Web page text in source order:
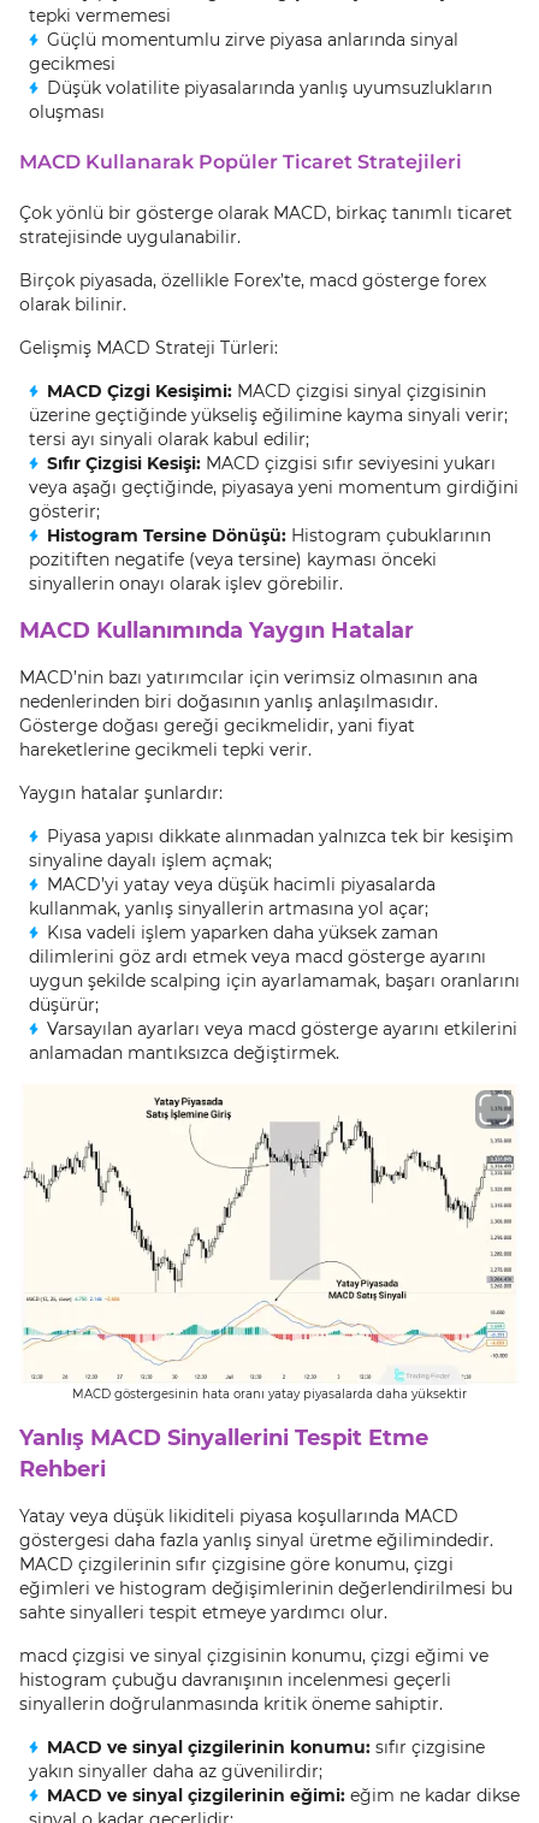
tepki vermemesi
Güçlü momentumlu zirve piyasa anlarında sinyal
gecikmesi
Düşük volatilite piyasalarında yanlış uyumsuzlukların
oluşması
MACD Kullanarak Popüler Ticaret Stratejileri
Çok yönlü bir gösterge olarak MACD, birkaç tanımlı ticaret
stratejisinde uygulanabilir.
Birçok piyasada, özellikle Forex’te, macd gösterge forex
olarak bilinir.
Gelişmiş MACD Strateji Türleri:
MACD Çizgi Kesişimi: MACD çizgisi sinyal çizgisinin
üzerine geçtiğinde yükseliş eğilimine kayma sinyali verir;
tersi ayı sinyali olarak kabul edilir;
Sıfır Çizgisi Kesişi: MACD çizgisi sıfır seviyesini yukarı
veya aşağı geçtiğinde, piyasaya yeni momentum girdiğini
gösterir;
Histogram Tersine Dönüşü: Histogram çubuklarının
pozitiften negatife (veya tersine) kayması önceki
sinyallerin onayı olarak işlev görebilir.
MACD Kullanımında Yaygın Hatalar
MACD’nin bazı yatırımcılar için verimsiz olmasının ana
nedenlerinden biri doğasının yanlış anlaşılmasıdır.
Gösterge doğası gereği gecikmelidir, yani fiyat
hareketlerine gecikmeli tepki verir.
Yaygın hatalar şunlardır:
Piyasa yapısı dikkate alınmadan yalnızca tek bir kesişim
sinyaline dayalı işlem açmak;
MACD’yi yatay veya düşük hacimli piyasalarda
kullanmak, yanlış sinyallerin artmasına yol açar;
Kısa vadeli işlem yaparken daha yüksek zaman
dilimlerini göz ardı etmek veya macd gösterge ayarını
uygun şekilde scalping için ayarlamamak, başarı oranlarını
düşürür;
Varsayılan ayarları veya macd gösterge ayarını etkilerini
anlamadan mantıksızca değiştirmek.
MACD göstergesinin hata oranı yatay piyasalarda daha yüksektir
Yanlış MACD Sinyallerini Tespit Etme
Rehberi
Yatay veya düşük likiditeli piyasa koşullarında MACD
göstergesi daha fazla yanlış sinyal üretme eğilimindedir.
MACD çizgilerinin sıfır çizgisine göre konumu, çizgi
eğimleri ve histogram değişimlerinin değerlendirilmesi bu
sahte sinyalleri tespit etmeye yardımcı olur.
macd çizgisi ve sinyal çizgisinin konumu, çizgi eğimi ve
histogram çubuğu davranışının incelenmesi geçerli
sinyallerin doğrulanmasında kritik öneme sahiptir.
MACD ve sinyal çizgilerinin konumu: sıfır çizgisine
yakın sinyaller daha az güvenilirdir;
MACD ve sinyal çizgilerinin eğimi: eğim ne kadar dikse